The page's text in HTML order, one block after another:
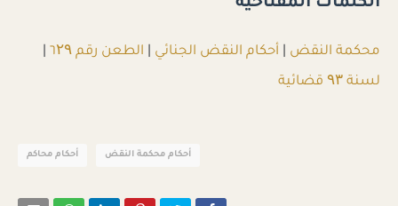
محكمة النقض أحكام النقض الجنائي الطعن رقم ٦۲۹
لسنة ۹۳ قضائية
أحكام محاكم أحكام محكمة النقض